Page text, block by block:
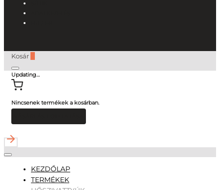
Kosár
Updating…
Nincsenek termékek a kosárban.
KEZDŐLAP
TERMÉKEK